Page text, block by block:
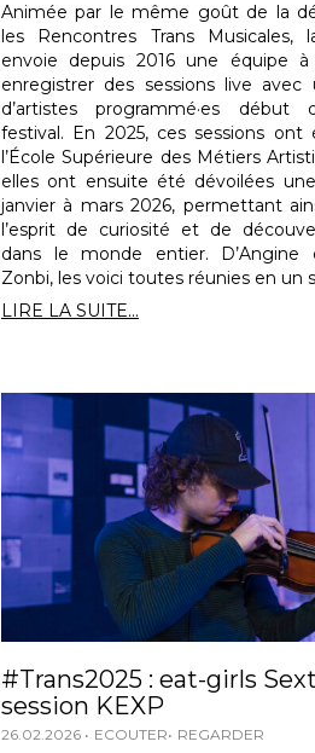
Animée par le même goût de la
les Rencontres Trans Musicales,
envoie depuis 2016 une équipe
enregistrer des sessions live avec
d’artistes programmé·es début
festival. En 2025, ces sessions ont
l’École Supérieure des Métiers
elles ont ensuite été dévoilées
janvier à mars 2026, permettant
l’esprit de curiosité et de
dans le monde entier. D’Angine
Zonbi, les voici toutes réunies en un
LIRE LA SUITE...
#Trans2025 : eat-girls
session KEXP
26.02.2026 ECOUTER REGARDER